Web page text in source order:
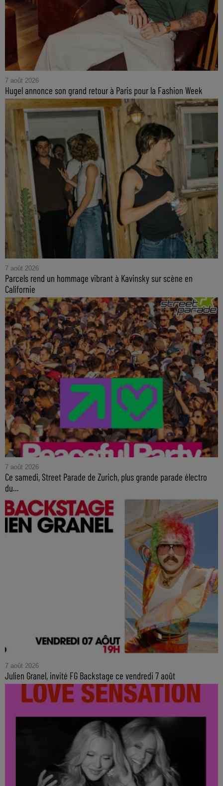
7 août 2026
Hugel annonce son grand retour à Paris pour la Fashion Week
7 août 2026
Parcels rend un hommage vibrant à Kavinsky sur scène en
Californie
7 août 2026
Ce samedi, Street Parade de Zurich, plus grande parade électro
du...
7 août 2026
Julien Granel, invité FG Backstage ce vendredi 7 août